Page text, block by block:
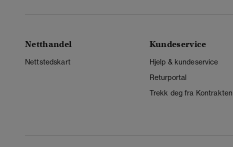
Netthandel
Nettstedskart
Kundeservice
Hjelp & kundeservice
Returportal
Trekk deg fra Kontrakten